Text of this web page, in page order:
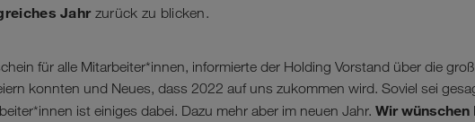
Jahr zurück zu blicken.
für alle Mitarbeiter*innen, informierte der Holding Vorstand über die
konnten und Neues, dass 2022 auf uns zukommen wird. Soviel sei
ist einiges dabei. Dazu mehr aber im neuen Jahr. Wir wünschen